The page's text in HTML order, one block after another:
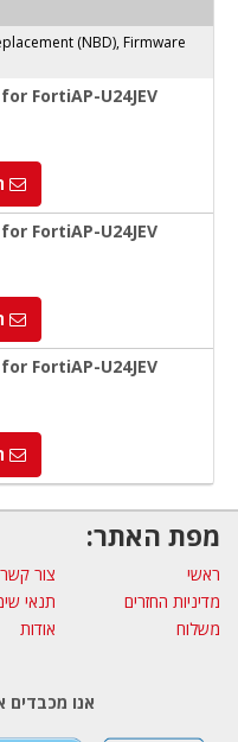
(NBD), Firmware
FortiAP-U24JEV
FortiAP-U24JEV
FortiAP-U24JEV
מפת האתר:
ראשי צור קשר
מדיניות החזרים
תנאי
משלוח
אודות
אנו מכבדים